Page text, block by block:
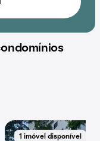
1 imóvel disponível